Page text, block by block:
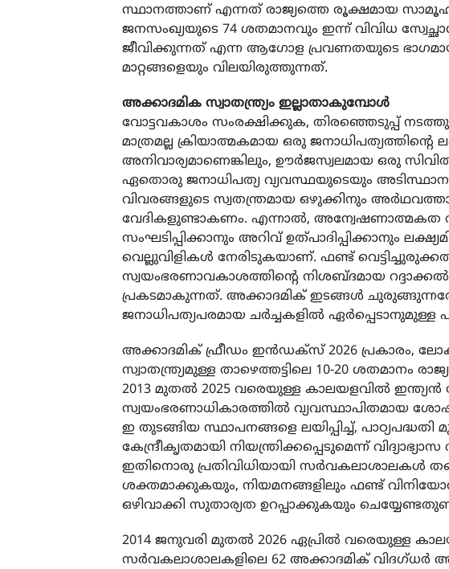
സ്ഥാനത്താണ് എന്നത് രാജ്യത്തെ രൂക്ഷമായ
ജനസംഖ്യയുടെ 74 ശതമാനവും ഇന്ന് വിവിധ
ജീവിക്കുന്നത് എന്ന ആഗോള പ്രവണതയുടെ
മാറ്റങ്ങളെയും വിലയിരുത്തുന്നത്.
അക്കാദമിക സ്വാതന്ത്ര്യം ഇല്ലാതാകുമ്പോള്‍
വോട്ടവകാശം സംരക്ഷിക്കുക, തിരഞ്ഞെടുപ്പ്
മാത്രമല്ല ക്രിയാത്മകമായ ഒരു ജനാധിപത്യത്തിന്റെ
അനിവാര്യമാണെങ്കിലും, ഊര്‍ജസ്വലമായ ഒരു
ഏതൊരു ജനാധിപത്യ വ്യവസ്ഥയുടെയും
വിവരങ്ങളുടെ സ്വതന്ത്രമായ ഒഴുക്കിനും
വേദികളുണ്ടാകണം. എന്നാല്‍, അന്വേഷണാത്മകത
സംഘടിപ്പിക്കാനും അറിവ് ഉത്പാദിപ്പിക്കാനും
വെല്ലുവിളികള്‍ നേരിടുകയാണ്. ഫണ്ട്
സ്വയംഭരണാവകാശത്തിന്റെ നിശബ്ദമായ
പ്രകടമാകുന്നത്. അക്കാദമിക് ഇടങ്ങള്‍
ജനാധിപത്യപരമായ ചര്‍ച്ചകളില്‍ ഏര്‍പ്പെടാനുമുള്ള
അക്കാദമിക് ഫ്രീഡം ഇന്‍ഡക്‌സ് 2026 പ്രകാരം,
സ്വാതന്ത്ര്യമുള്ള താഴെത്തട്ടിലെ 10-20 ശതമാനം
2013 മുതല്‍ 2025 വരെയുള്ള കാലയളവില്‍
സ്വയംഭരണാധികാരത്തില്‍ വ്യവസ്ഥാപിതമായ
ഇ തുടങ്ങിയ സ്ഥാപനങ്ങളെ ലയിപ്പിച്ച്,
കേന്ദ്രീകൃതമായി നിയന്ത്രിക്കപ്പെടുമെന്ന്
ഇതിനൊരു പ്രതിവിധിയായി സര്‍വകലാശാലകള്‍
ശക്തമാക്കുകയും, നിയമനങ്ങളിലും ഫണ്ട്
ഒഴിവാക്കി സുതാര്യത ഉറപ്പാക്കുകയും
2014 ജനുവരി മുതല്‍ 2026 ഏപ്രില്‍ വരെയുള്ള
സര്‍വകലാശാലകളിലെ 62 അക്കാദമിക് വിദഗ്ധര്‍